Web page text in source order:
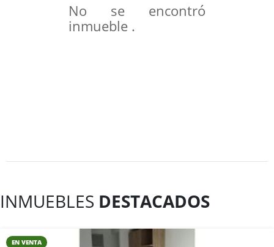
No se encontró
inmueble .
INMUEBLES DESTACADOS
EN VENTA